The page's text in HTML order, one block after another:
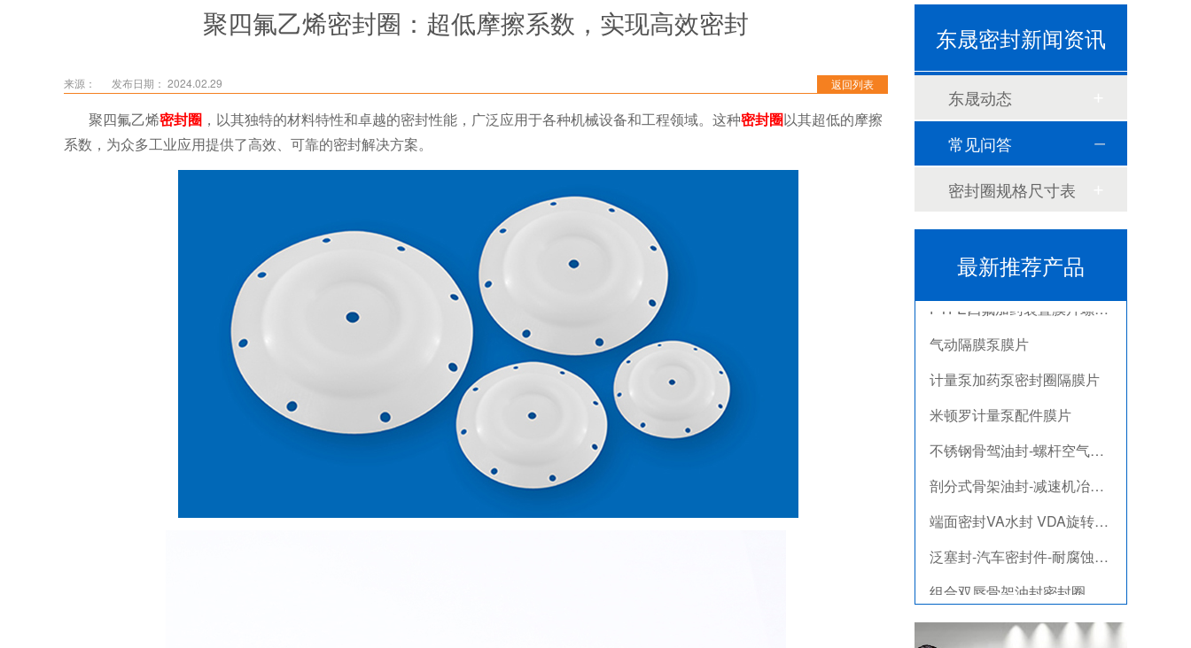
聚四氟乙烯密封圈：超低摩擦系数，实现高效密封
返回列表
来源： 发布日期： 2024.02.29
聚四氟乙烯密封圈 ，以其独特的材料特性和卓越的密封性能，广泛应用于各种机械设备和工程领域。这种密封圈以其超低的摩擦
系数，为众多工业应用提供了高效、可靠的密封解决方案。
东晟密封新闻资讯
东晟动态
常见问答
密封圈规格尺寸表
最新推荐产品